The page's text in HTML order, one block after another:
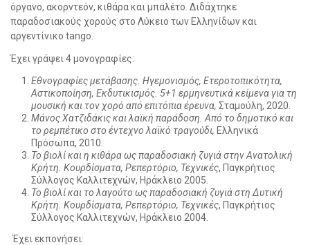
όργανο, ακορντεόν, κιθάρα και μπαλέτο. Διδάχτηκε
παραδοσιακούς χορούς στο Λύκειο των Ελληνίδων και
αργεντίνικο tango.
Έχει γράψει 4 μονογραφίες:
Εθνογραφίες μετάβασης. Ηγεμονισμός, Ετεροτοπικότητα,
Αστικοποίηση, Εκδυτικισμός. 5+1 ερμηνευτικά κείμενα για τη
μουσική και τον χορό από επιτόπια έρευνα, Σταμούλη, 2020.
ΜάνοςΧατζιδάκιςκαι λαϊκή παράδοση. Από το δημοτικό και
το ρεμπέτικο στο έντεχνο λαϊκό τραγούδι, Ελληνικά
Πρόσωπα, 2010.
Το βιολί και η κιθάρα ως παραδοσιακή ζυγιά στην Ανατολική
Κρήτη. Κουρδίσματα, Ρεπερτόριο, Τεχνικές, Παγκρήτιος
Σύλλογος Καλλιτεχνών, Ηράκλειο 2005.
Το βιολί και το λαγούτο ως παραδοσιακή ζυγιά στη Δυτική
Κρήτη. Κουρδίσματα, Ρεπερτόριο, Τεχνικές, Παγκρήτιος
Σύλλογος Καλλιτεχνών, Ηράκλειο 2004.
Έχει εκπονήσει: